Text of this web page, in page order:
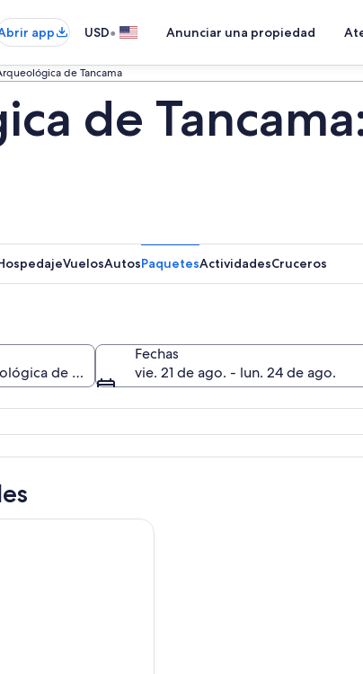
app USD• Anunciar una propiedad
de Tancama
de
VuelosAutosPaquetesActividadesCruceros
Fechas
vie. 21 de ago. - lun. 24 de ago.
Gorda in One day in English, leaving Querétaro